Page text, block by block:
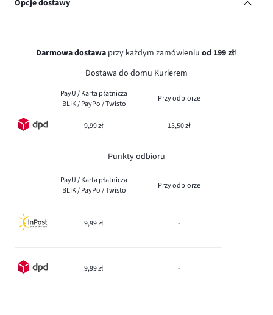
Opcje dostawy
Darmowa dostawa przy każdym zamówieniu od 199 zł!
Dostawa do domu Kurierem
PayU / Karta płatnicza
BLIK / PayPo / Twisto
Przy odbiorze
9,99 zł 13,50 zł
Punkty odbioru
PayU / Karta płatnicza
BLIK / PayPo / Twisto
Przy odbiorze
9,99 zł -
9,99 zł -